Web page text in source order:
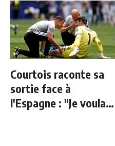
Courtois raconte sa
sortie face à
l'Espagne : "Je voulais